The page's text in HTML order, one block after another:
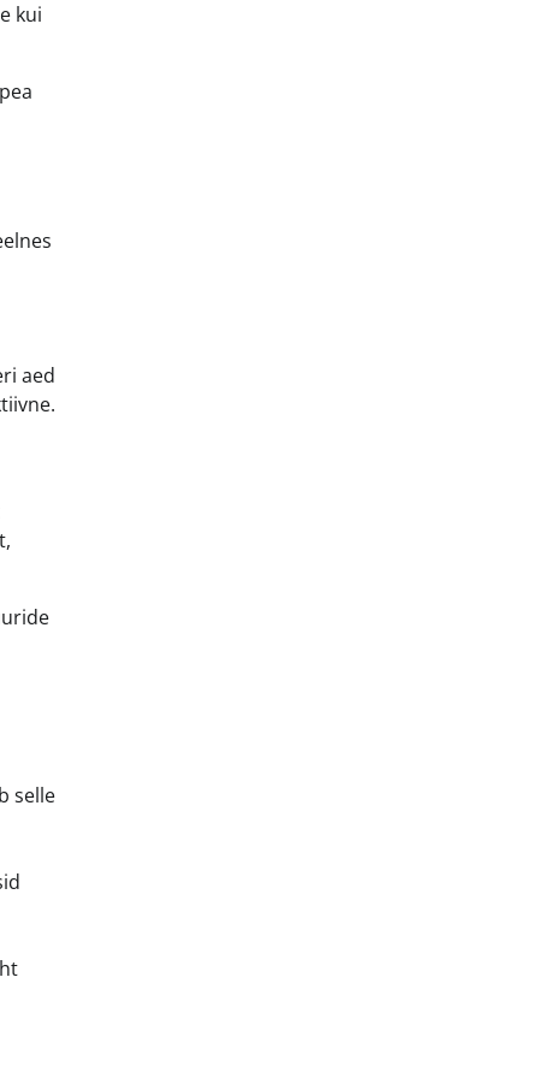
kui
aed
selle